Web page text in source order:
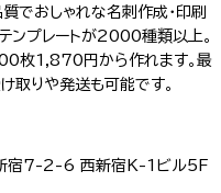
でおしゃれな名刺作成・印刷
ンプレートが2000種類以上。
枚1,870円から作れます。最
取りや発送も可能です。
宿7-2-6 西新宿K-1ビル5F